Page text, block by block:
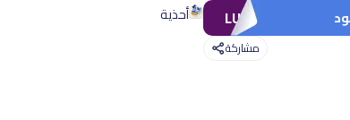
LUV
مشاركة
أحذية